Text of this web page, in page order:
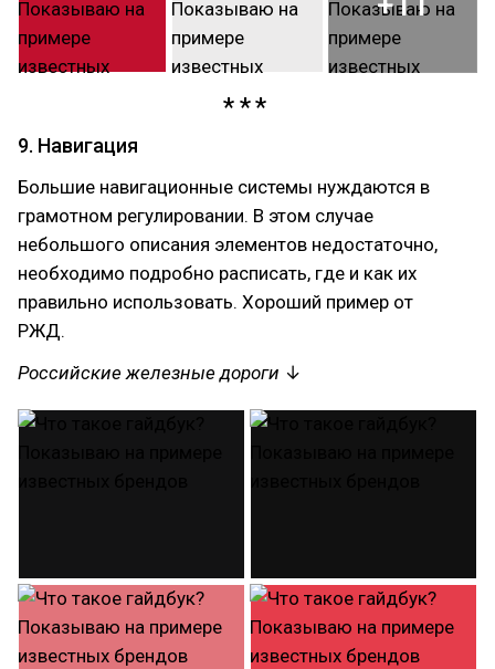
9. Навигация
Большие навигационные системы нуждаются в
грамотном регулировании. В этом случае
небольшого описания элементов недостаточно,
необходимо подробно расписать, где и как их
правильно использовать. Хороший пример от
РЖД.
Российские железные дороги ↓